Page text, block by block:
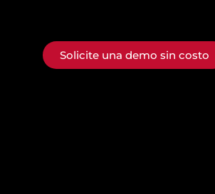
Solicite una demo sin costo